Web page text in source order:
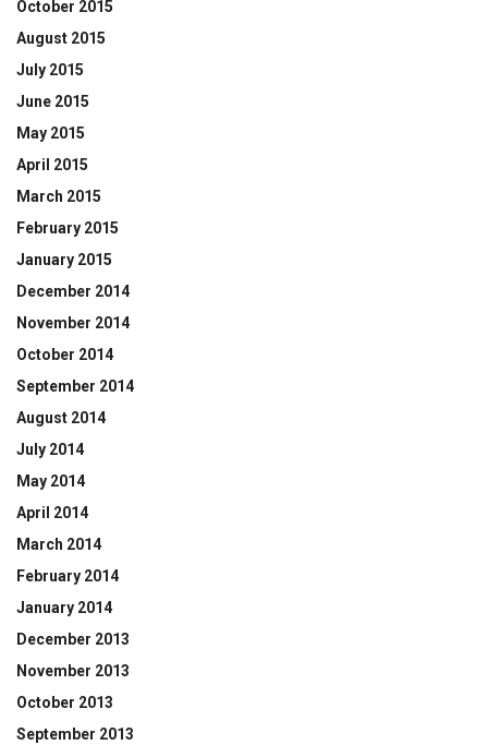
October 2015
August 2015
July 2015
June 2015
May 2015
April 2015
March 2015
February 2015
January 2015
December 2014
November 2014
October 2014
September 2014
August 2014
July 2014
May 2014
April 2014
March 2014
February 2014
January 2014
December 2013
November 2013
October 2013
September 2013